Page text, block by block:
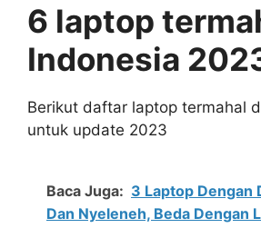
6 laptop
Indonesia
Berikut daftar laptop termahal
untuk update 2023
Baca Juga: 3 Laptop Dengan
Dan Nyeleneh, Beda Dengan